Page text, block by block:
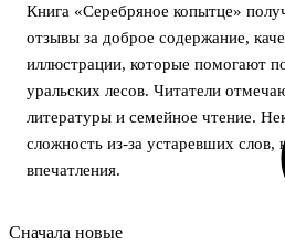
Книга «Серебряное копытце»
отзывы за доброе содержание,
иллюстрации, которые помогают
уральских лесов. Читатели
литературы и семейное чтение.
сложность из-за устаревших слов,
впечатления.
Сначала новые